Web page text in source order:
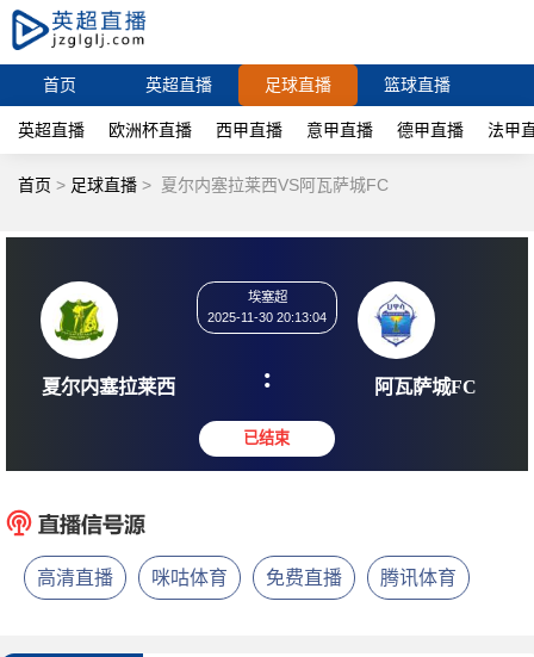
首页 英超直播 足球直播 篮球直播
英超直播 欧洲杯直播 西甲直播 意甲直播 德甲直播 法甲
首页 > 足球直播 > 夏尔内塞拉莱西VS阿瓦萨城FC
夏尔内塞拉莱西
2025-11-30 20:13:04
: 阿瓦萨
高清直播 咪咕体育 免费直播 腾讯体育